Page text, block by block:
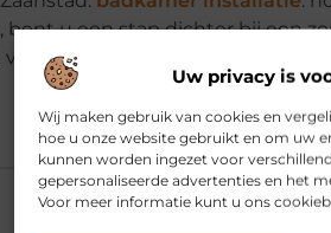
Uw privacy is
Wij maken gebruik van cookies en
hoe u onze website gebruikt en om uw
kunnen worden ingezet voor
gepersonaliseerde advertenties en het
Voor meer informatie kunt u ons
u een stap dichter bij een
de installatie, maar ook dat